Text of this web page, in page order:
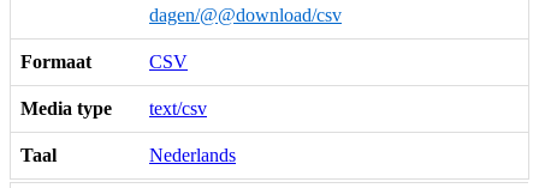
dagen/@@download/csv
Formaat CSV
Media type text/csv
Taal Nederlands